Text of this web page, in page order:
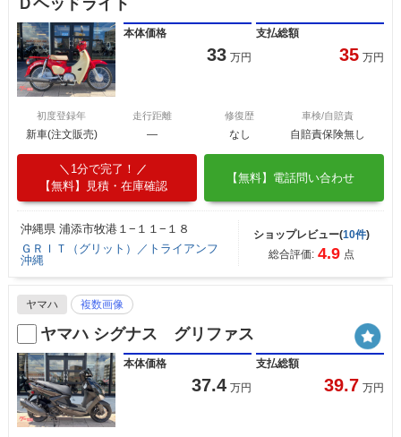
本体価格
33 万円
支払総額
35 万円
初度登録年
新車(注文販売)
走行距離
―
修復歴
なし
車検/自賠責
自賠責保険無し
1分で完了！
【無料】見積・在庫確認
【無料】電話問い合わせ
沖縄県 浦添市牧港１−１１−１８
ＧＲＩＴ（グリット）／トライアンフ
沖縄
ショップレビュー(10件)
総合評価: 4.9 点
ヤマハ 複数画像
ヤマハ シグナス グリファス
本体価格
37.4 万円
支払総額
39.7 万円